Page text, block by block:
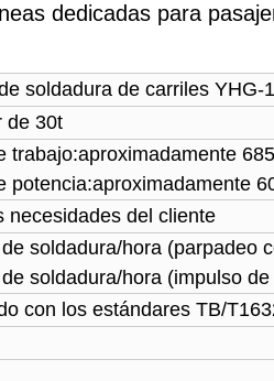
dedicadas para
soldadura de carriles YHG-
de 30t
trabajo:aproximadamente
potencia:aproximadamente
necesidades del cliente
soldadura/hora (parpadeo
soldadura/hora (impulso
con los estándares TB/